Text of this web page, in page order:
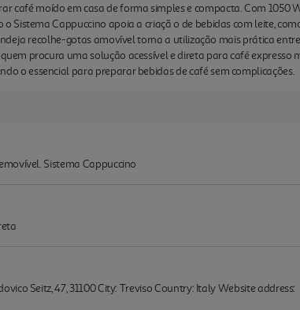
café moído em casa de forma simples e compacta. Com 1050
Sistema Cappuccino apoia a criaçã o de bebidas com leite,
recolhe-gotas amovível torna a utilização mais prática
procura uma solução acessível e direta para café expresso
o essencial para preparar bebidas de café sem complicações.
Sistema Cappuccino
Seitz, 47, 31100 City: Treviso Country: Italy Website address: